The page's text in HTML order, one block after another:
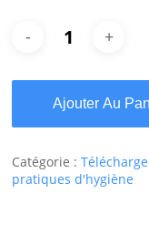
Ajouter Au
Catégorie :
pratiques d'hygiène